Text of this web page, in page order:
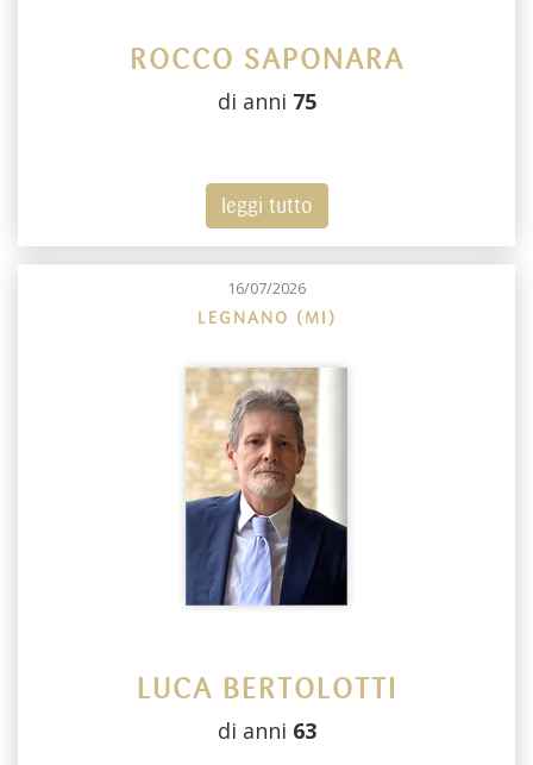
ROCCO SAPONARA
di anni 75
leggi tutto
16/07/2026
LEGNANO (MI)
LUCA BERTOLOTTI
di anni 63